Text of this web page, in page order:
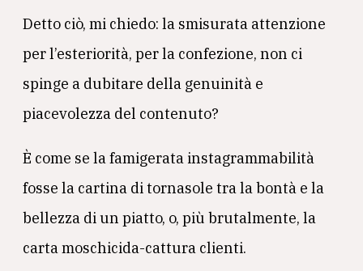
Detto ciò, mi chiedo: la smisurata attenzione
per l’esteriorità, per la confezione, non ci
spinge a dubitare della genuinità e
piacevolezza del contenuto?
È come se la famigerata instagrammabilità
fosse la cartina di tornasole tra la bontà e la
bellezza di un piatto, o, più brutalmente, la
carta moschicida-cattura clienti.